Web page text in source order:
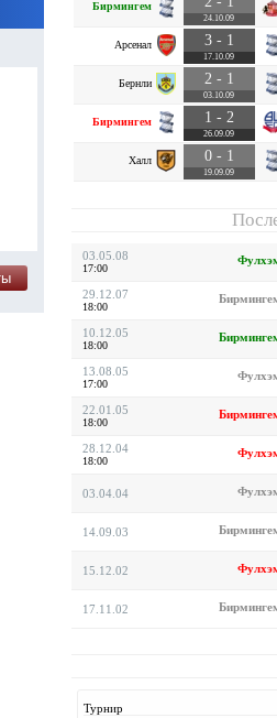
Бирмингем
24.10.09
Арсенал 3 - 1
17.10.09
Бернли 2 - 1
03.10.09
Бирмингем 1 - 2
26.09.09
Халл 0 - 1
19.09.09
03.05.08
17:00
29.12.07
18:00
10.12.05
18:00
13.08.05
17:00
22.01.05
18:00
28.12.04
18:00
03.04.04
14.09.03
15.12.02
17.11.02
Турнир